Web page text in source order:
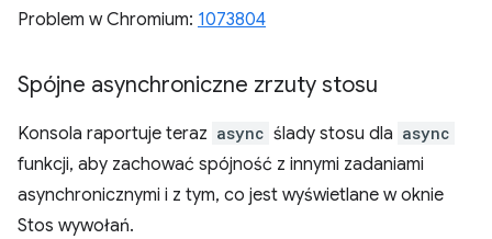
Problem w Chromium: 1073804
Spójne asynchroniczne zrzuty stosu
Konsola raportuje teraz async ślady stosu dla async
funkcji, aby zachować spójność z innymi zadaniami
asynchronicznymi i z tym, co jest wyświetlane w oknie
Stos wywołań.